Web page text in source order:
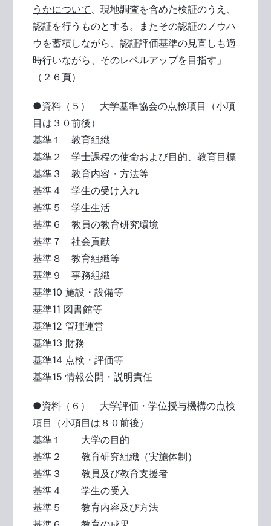
うかについて 、現地調査を含めた検証のうえ、
認証を行うものとする。またその認証のノウハ
ウを蓄積しながら、認証評価基準の見直しも適
時行いながら、そのレベルアップを目指す」
（２６頁）
●資料（５） 大学基準協会の点検項目（小項
目は３０前後）
基準１ 教育組織
基準２ 学士課程の使命および目的、教育目標
基準３ 教育内容・方法等
基準４ 学生の受け入れ
基準５ 学生生活
基準６ 教員の教育研究環境
基準７ 社会貢献
基準８ 教育組織等
基準９ 事務組織
基準10 施設・設備等
基準11 図書館等
基準12 管理運営
基準13 財務
基準14 点検・評価等
基準15 情報公開・説明責任
●資料（６） 大学評価・学位授与機構の点検
項目（小項目は８０前後）
基準１ 大学の目的
基準２ 教育研究組織（実施体制）
基準３ 教員及び教育支援者
基準４ 学生の受入
基準５ 教育内容及び方法